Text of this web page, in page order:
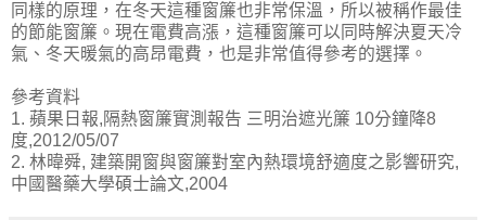
同樣的原理，在冬天這種窗簾也非常保溫，所以被稱作最佳
的節能窗簾。現在電費高漲，這種窗簾可以同時解決夏天冷
氣、冬天暖氣的高昂電費，也是非常值得參考的選擇。
參考資料
1. 蘋果日報,隔熱窗簾實測報告 三明治遮光簾 10分鐘降8
度,2012/05/07
2. 林暐舜, 建築開窗與窗簾對室內熱環境舒適度之影響研究,
中國醫藥大學碩士論文,2004